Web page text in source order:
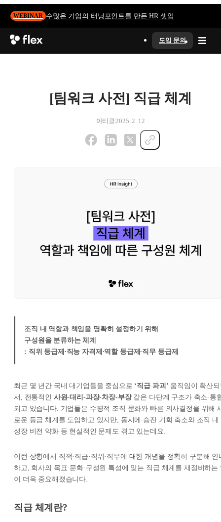
WEBINAR 수많은 기업의 터닝포인트를 만든 HR 셋업
도입 문의
[팀워크 사전] 직급 체계
아티클 2025. 2. 12
조직 내 역할과 책임을 명확히 설정하기 위해
구성원을 분류하는 체계
: 직위 등급제∙직능 자격제∙역할 등급제∙직무 등급제
최근 몇 년간 국내 대기업들을 중심으로 ‘직급 파괴’ 움직임이 확산
서, 전통적인 사원-대리-과장-차장-부장같은 다단계 구조가 축소·통
되고 있습니다. 기업들은 수평적 조직 문화와 빠른 의사결정을 위해
로운 등급 체계를 도입하고 있지만, 동시에 승진 기회 축소와 조직 내
성장 비전 약화 등 현실적인 문제도 겪고 있는데요.
이런 상황에서 직책·직급·직위·직무에 대한 개념을 정확히 구분해 안
하고, 회사의 목표·문화·구성원 특성에 맞는 직급 체계를 재정비하는
이 더욱 중요해졌습니다.
직급 체계란?